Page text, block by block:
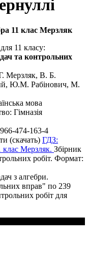
11 клас Мерзляк
11 класу:
та контрольних
Мерзляк, В. Б.
Ю.М. Рабінович, М.
мова
Гімназія
474-163-4
(скачать) ГДЗ:
клас Мерзляк. Збірник
робіт. Формат:
з алгебри.
вправ" по 239
робіт для